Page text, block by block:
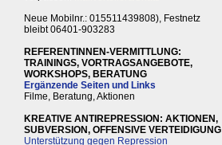
Neue Mobilnr.: 015511439808), Festnetz
bleibt 06401-903283
REFERENTINNEN-VERMITTLUNG:
TRAININGS, VORTRAGSANGEBOTE,
WORKSHOPS, BERATUNG
Ergänzende Seiten und Links
Filme, Beratung, Aktionen
KREATIVE ANTIREPRESSION: AKTIONEN,
SUBVERSION, OFFENSIVE VERTEIDIGUNG
Unterstützung gegen Repression